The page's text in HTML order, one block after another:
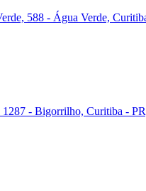
588 - Água Verde,
1287 - Bigorrilho, Curitiba -